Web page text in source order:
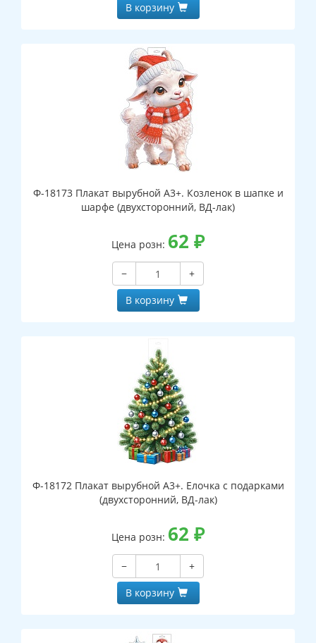
В корзину
Ф-18173 Плакат вырубной А3+. Козленок в шапке и
шарфе (двухсторонний, ВД-лак)
Цена розн: 62 ₽
−
+
В корзину
Ф-18172 Плакат вырубной А3+. Елочка с подарками
(двухсторонний, ВД-лак)
Цена розн: 62 ₽
−
+
В корзину